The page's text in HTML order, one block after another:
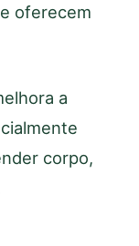
oferecem
a
corpo,